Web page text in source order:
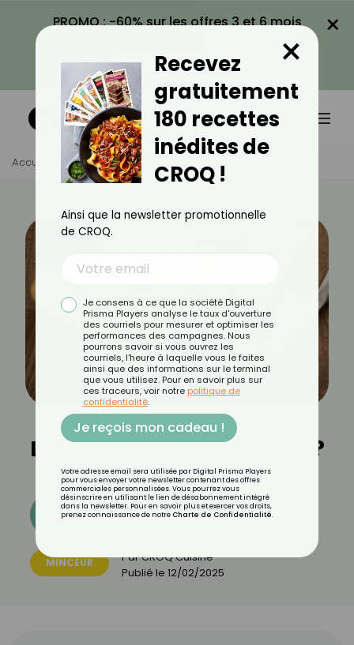
PROMO : -60% sur les offres 3 et 6 mois
VOIR LA PROMO
×
Accueil Actus Minceur Le Panais Est-Il Calorique ?
Le panais est-il calorique ?
Découvrez les 11 menus CROQ
MINCEUR ParCROQ Cuisine
Publié le 12/02/2025
Recevez
gratuitement
180 recettes
inédites de
CROQ !
×
Ainsi que la newsletter promotionnelle
de CROQ.
Je consens à ce que la société Digital
Prisma Players analyse le taux d'ouverture
des courriels pour mesurer et optimiser les
performances des campagnes. Nous
pourrons savoir si vous ouvrez les
courriels, l'heure à laquelle vous le faites
ainsi que des informations sur le terminal
que vous utilisez. Pour en savoir plus sur
ces traceurs, voir notre politique de
confidentialité.
Je reçois mon cadeau !
Votre adresse email sera utilisée par Digital Prisma Players
pour vous envoyer votre newsletter contenant des offres
commerciales personnalisées. Vous pourrez vous
désinscrire en utilisant le lien de désabonnement intégré
dans la newsletter. Pour en savoir plus et exercer vos droits,
prenez connaissance de notre Charte de Confidentialité.